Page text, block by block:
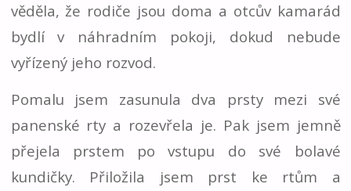
věděla, že rodiče jsou doma a otcův kamarád
bydlí v náhradním pokoji, dokud nebude
vyřízený jeho rozvod.
Pomalu jsem zasunula dva prsty mezi své
panenské rty a rozevřela je. Pak jsem jemně
přejela prstem po vstupu do své bolavé
kundičky. Přiložila jsem prst ke rtům a